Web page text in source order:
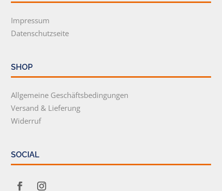
Impressum
Datenschutzseite
SHOP
Allgemeine Geschäftsbedingungen
Versand & Lieferung
Widerruf
SOCIAL